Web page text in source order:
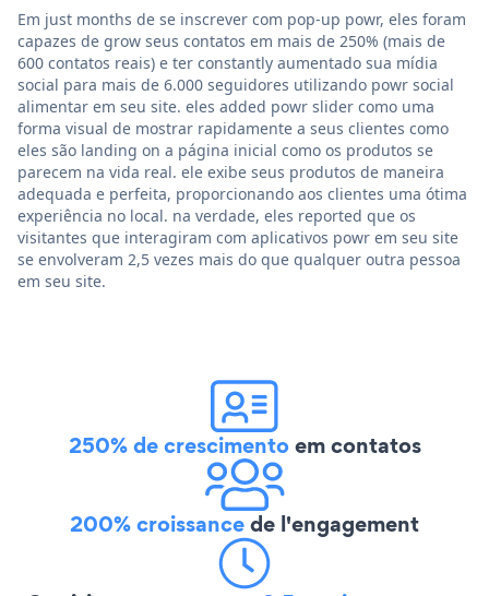
Em just months de se inscrever com pop-up powr, eles foram
capazes de grow seus contatos em mais de 250% (mais de
600 contatos reais) e ter constantly aumentado sua mídia
social para mais de 6.000 seguidores utilizando powr social
alimentar em seu site. eles added powr slider como uma
forma visual de mostrar rapidamente a seus clientes como
eles são landing on a página inicial como os produtos se
parecem na vida real. ele exibe seus produtos de maneira
adequada e perfeita, proporcionando aos clientes uma ótima
experiência no local. na verdade, eles reported que os
visitantes que interagiram com aplicativos powr em seu site
se envolveram 2,5 vezes mais do que qualquer outra pessoa
em seu site.
250% de crescimentoem contatos
200% croissancede l'engagement